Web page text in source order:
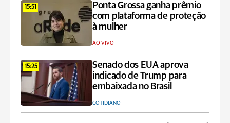
15:51
Ponta Grossa ganha prêmio
com plataforma de proteção
à mulher
AO VIVO
15:25
Senado dos EUA aprova
indicado de Trump para
embaixada no Brasil
COTIDIANO